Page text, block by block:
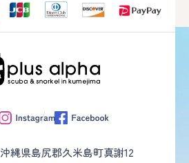
沖縄県島尻郡久米島町真謝12